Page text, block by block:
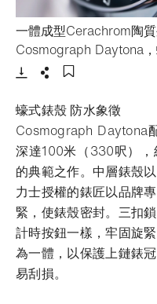
一體成型Cerachrom陶
Cosmograph Daytona
蠔式錶殼 防水象徵
Cosmograph Daytona
深達100米（330呎）
的典範之作。中層錶殼
力士授權的錶匠以品牌
緊，使錶殼密封。三扣
計時按鈕一樣，牢固旋
為一體，以保護上鏈錶
易刮損。